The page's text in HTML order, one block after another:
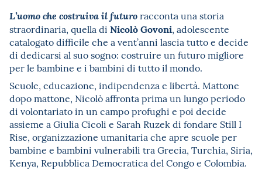
L’uomo che costruiva il futuroracconta una storia
straordinaria, quella di Nicolò Govoni, adolescente
catalogato difficile che a vent’anni lascia tutto e decide
di dedicarsi al suo sogno: costruire un futuro migliore
per le bambine e i bambini di tutto il mondo.
Scuole, educazione, indipendenza e libertà. Mattone
dopo mattone, Nicolò affronta prima un lungo periodo
di volontariato in un campo profughi e poi decide
assieme a Giulia Cicoli e Sarah Ruzek di fondare Still I
Rise, organizzazione umanitaria che apre scuole per
bambine e bambini vulnerabili tra Grecia, Turchia, Siria,
Kenya, Repubblica Democratica del Congo e Colombia.